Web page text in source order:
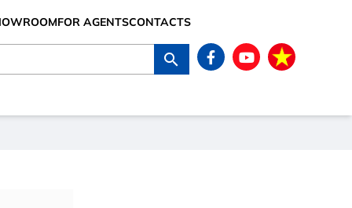
FOR AGENTSCONTACTS